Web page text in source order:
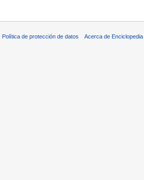
Política de protección de datos Acerca de